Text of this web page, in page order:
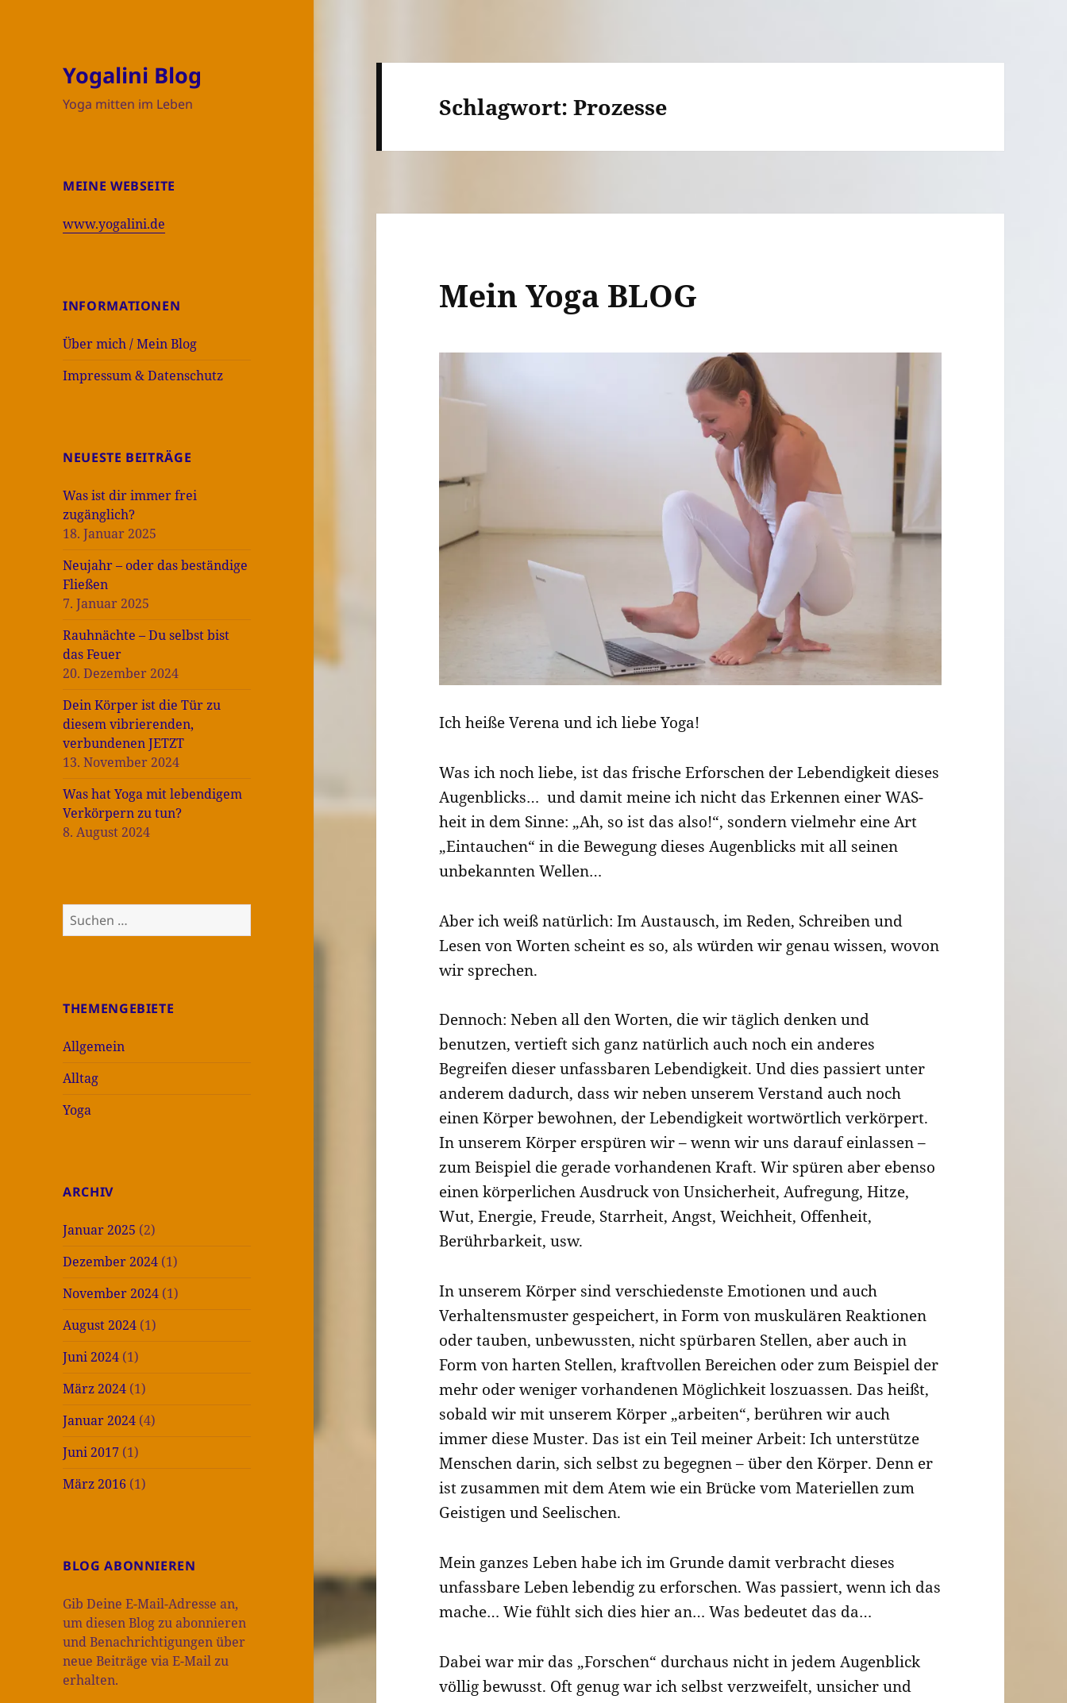
Yogalini Blog
Yoga mitten im Leben
MEINE WEBSEITE
www.yogalini.de
INFORMATIONEN
Über mich / Mein Blog
Impressum & Datenschutz
NEUESTE BEITRÄGE
Was ist dir immer frei
zugänglich?
18. Januar 2025
Neujahr – oder das beständige
Fließen
7. Januar 2025
Rauhnächte – Du selbst bist
das Feuer
20. Dezember 2024
Dein Körper ist die Tür zu
diesem vibrierenden,
verbundenen JETZT
13. November 2024
Was hat Yoga mit lebendigem
Verkörpern zu tun?
8. August 2024
Suchen
nach:
THEMENGEBIETE
Allgemein
Alltag
Yoga
ARCHIV
Januar 2025 (2)
Dezember 2024 (1)
November 2024 (1)
August 2024 (1)
Juni 2024 (1)
März 2024 (1)
Januar 2024 (4)
Juni 2017 (1)
März 2016 (1)
BLOG ABONNIEREN
Gib Deine E-Mail-Adresse an,
um diesen Blog zu abonnieren
und Benachrichtigungen über
neue Beiträge via E-Mail zu
erhalten.
Schlagwort:Prozesse
Mein Yoga BLOG
Ich heiße Verena und ich liebe Yoga!
Was ich noch liebe, ist das frische Erforschen der Lebendigkeit dieses
Augenblicks… und damit meine ich nicht das Erkennen einer WAS-
heit in dem Sinne: „Ah, so ist das also!“, sondern vielmehr eine Art
„Eintauchen“ in die Bewegung dieses Augenblicks mit all seinen
unbekannten Wellen…
Aber ich weiß natürlich: Im Austausch, im Reden, Schreiben und
Lesen von Worten scheint es so, als würden wir genau wissen, wovon
wir sprechen.
Dennoch: Neben all den Worten, die wir täglich denken und
benutzen, vertieft sich ganz natürlich auch noch ein anderes
Begreifen dieser unfassbaren Lebendigkeit. Und dies passiert unter
anderem dadurch, dass wir neben unserem Verstand auch noch
einen Körper bewohnen, der Lebendigkeit wortwörtlich verkörpert.
In unserem Körper erspüren wir – wenn wir uns darauf einlassen –
zum Beispiel die gerade vorhandenen Kraft. Wir spüren aber ebenso
einen körperlichen Ausdruck von Unsicherheit, Aufregung, Hitze,
Wut, Energie, Freude, Starrheit, Angst, Weichheit, Offenheit,
Berührbarkeit, usw.
In unserem Körper sind verschiedenste Emotionen und auch
Verhaltensmuster gespeichert, in Form von muskulären Reaktionen
oder tauben, unbewussten, nicht spürbaren Stellen, aber auch in
Form von harten Stellen, kraftvollen Bereichen oder zum Beispiel der
mehr oder weniger vorhandenen Möglichkeit loszuassen. Das heißt,
sobald wir mit unserem Körper „arbeiten“, berühren wir auch
immer diese Muster. Das ist ein Teil meiner Arbeit: Ich unterstütze
Menschen darin, sich selbst zu begegnen – über den Körper. Denn er
ist zusammen mit dem Atem wie ein Brücke vom Materiellen zum
Geistigen und Seelischen.
Mein ganzes Leben habe ich im Grunde damit verbracht dieses
unfassbare Leben lebendig zu erforschen. Was passiert, wenn ich das
mache… Wie fühlt sich dies hier an… Was bedeutet das da…
Dabei war mir das „Forschen“ durchaus nicht in jedem Augenblick
völlig bewusst. Oft genug war ich selbst verzweifelt, unsicher und